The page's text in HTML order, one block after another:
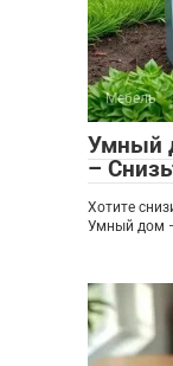
Мебель
Умный
–
Хотите
Умный дом